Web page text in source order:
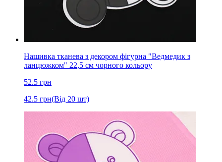
Нашивка тканева з декором фігурна "Ведмедик з
ланцюжком" 22,5 см чорного кольору
52.5 грн
42.5 грн(Від 20 шт)